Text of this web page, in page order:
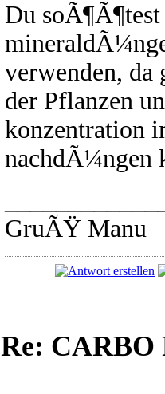
Du
verwenden, da
der Pflanzen
konzentration
nachdÃ¼ngen
GruÃŸ Manu
Re: CARBO